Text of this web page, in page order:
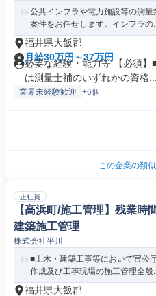
公共インフラや電力施設等の測
案件をお任せします。インフラの
福井県大飯郡
月給30万円～37万円
必要な経験・能力等 【必須
は測量士補のいずれかの資格...
業界未経験歓迎 +6個
この企業の類
正社員
【高浜町/施工管理】残業時
建築施工管理
株式会社平川
■土木・建築工事等において官公
作成及び工事現場の施工管理全般
福井県大飯郡